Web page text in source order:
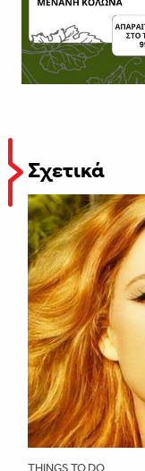
Σχετικά
THINGS TO DO